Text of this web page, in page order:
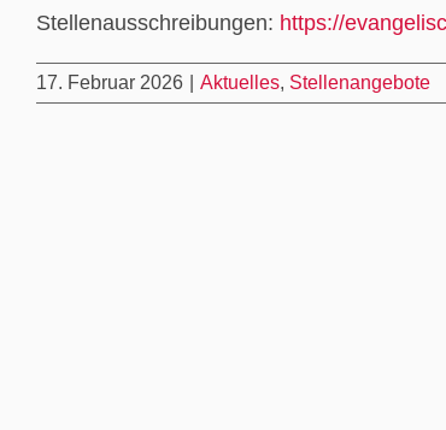
Stellenausschreibungen: https://
17. Februar 2026 Aktuelles, Stellenangebote